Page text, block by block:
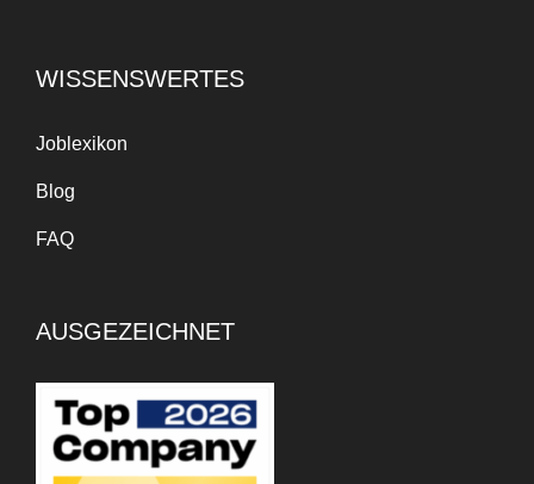
WISSENSWERTES
Joblexikon
Blog
FAQ
AUSGEZEICHNET